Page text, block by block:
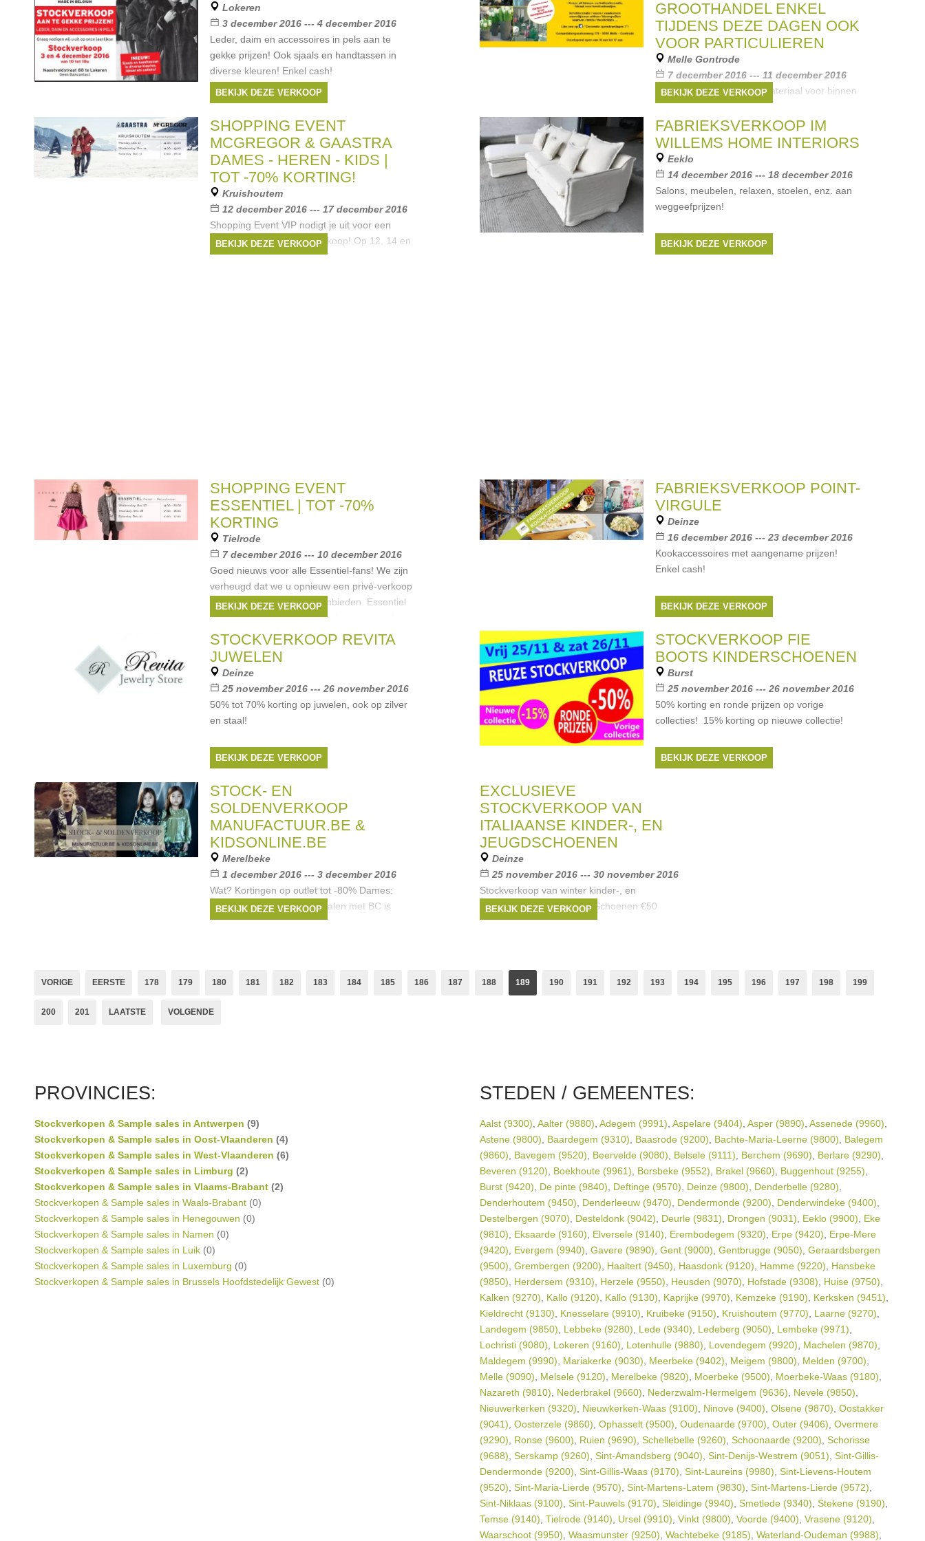
Lokeren
3 december 2016 --- 4 december 2016
Leder, daim en accessoires in pels aan te
gekke prijzen! Ook sjaals en handtassen in
diverse kleuren! Enkel cash!
BEKIJK DEZE VERKOOP
GROOTHANDEL ENKEL
TIJDENS DEZE DAGEN OOK
VOOR PARTICULIEREN
Melle Gontrode
7 december 2016 --- 11 december 2016
stock verkoop decoratie materiaal voor binnen
en buiten ook super voor kerst / Nieuwjaars
geschenken... SCHERPE PRIJZEN ideaal om
je huis een extra mooi tintje te geven voor de
feesten we zijn doorloprd
BEKIJK DEZE VERKOOP
SHOPPING EVENT
MCGREGOR & GAASTRA
DAMES - HEREN - KIDS |
TOT -70% KORTING!
Kruishoutem
12 december 2016 --- 17 december 2016
Shopping Event VIP nodigt je uit voor een
nieuwe exclusieve privéverkoop! Op 12, 14 en
17 december 2016 bent u welkom op de
BEKIJK DEZE VERKOOP
FABRIEKSVERKOOP IM
WILLEMS HOME INTERIORS
Eeklo
14 december 2016 --- 18 december 2016
Salons, meubelen, relaxen, stoelen, enz. aan
weggeefprijzen!
BEKIJK DEZE VERKOOP
SHOPPING EVENT
ESSENTIEL | TOT -70%
KORTING
Tielrode
7 december 2016 --- 10 december 2016
Goed nieuws voor alle Essentiel-fans! We zijn
verheugd dat we u opnieuw een privé-verkoop
van dit topmerk kunnen aanbieden. Essentiel
kan gerust in één adem worden uitgesproken
met
Merken:Essentiel
BEKIJK DEZE VERKOOP
FABRIEKSVERKOOP POINT-
VIRGULE
Deinze
16 december 2016 --- 23 december 2016
Kookaccessoires met aangename prijzen!
Enkel cash!
BEKIJK DEZE VERKOOP
STOCKVERKOOP REVITA
JUWELEN
Deinze
25 november 2016 --- 26 november 2016
50% tot 70% korting op juwelen, ook op zilver
en staal!
BEKIJK DEZE VERKOOP
STOCKVERKOOP FIE
BOOTS KINDERSCHOENEN
Burst
25 november 2016 --- 26 november 2016
50% korting en ronde prijzen op vorige
collecties! 15% korting op nieuwe collectie!
BEKIJK DEZE VERKOOP
STOCK- EN
SOLDENVERKOOP
MANUFACTUUR.BE &
KIDSONLINE.BE
Merelbeke
1 december 2016 --- 3 december 2016
Wat? Kortingen op outlet tot -80% Dames:
nieuwe collectie: -30%* Betalen met BC is
mogelijk, parking voor de winkel en in
Bellerose,finger in the nose ,aymara, ...
BEKIJK DEZE VERKOOP
EXCLUSIEVE
STOCKVERKOOP VAN
ITALIAANSE KINDER-, EN
JEUGDSCHOENEN
Deinze
25 november 2016 --- 30 november 2016
Stockverkoop van winter kinder-, en
jeugdschoenen M18-M42 Schoenen €50
Laarzen €75 ENKEL CASH Middagpauze op
Banaline,Rondinella
BEKIJK DEZE VERKOOP
VORIGE EERSTE 178 179 180 181 182 183 184 185 186 187 188 189 190 191 192 193 194 195 196 197 198 199
200 201 LAATSTE VOLGENDE
PROVINCIES:
Stockverkopen & Sample sales in Antwerpen (9)
Stockverkopen & Sample sales in Oost-Vlaanderen (4)
Stockverkopen & Sample sales in West-Vlaanderen (6)
Stockverkopen & Sample sales in Limburg (2)
Stockverkopen & Sample sales in Vlaams-Brabant (2)
Stockverkopen & Sample sales in Waals-Brabant (0)
Stockverkopen & Sample sales in Henegouwen (0)
Stockverkopen & Sample sales in Namen (0)
Stockverkopen & Sample sales in Luik (0)
Stockverkopen & Sample sales in Luxemburg (0)
Stockverkopen & Sample sales in Brussels Hoofdstedelijk Gewest (0)
STEDEN / GEMEENTES:
Aalst (9300) Aalter (9880) Adegem (9991) Aspelare (9404) Asper (9890) Assenede (9960)
Astene (9800)
Baardegem (9310) Baasrode (9200) Bachte-Maria-Leerne (9800)
Balegem
(9860)
Bavegem (9520) Beervelde (9080) Belsele (9111) Berchem (9690) Berlare (9290)
Beveren (9120)
Boekhoute (9961) Borsbeke (9552) Brakel (9660) Buggenhout (9255)
Burst (9420)
De pinte (9840) Deftinge (9570) Deinze (9800) Denderbelle (9280)
Denderhoutem (9450)
Denderleeuw (9470) Dendermonde (9200) Denderwindeke (9400)
Destelbergen (9070)
Desteldonk (9042) Deurle (9831) Drongen (9031) Eeklo (9900)
Eke
(9810)
Eksaarde (9160) Elversele (9140) Erembodegem (9320) Erpe (9420)
Erpe-Mere
(9420)
Evergem (9940) Gavere (9890) Gent (9000) Gentbrugge (9050) Geraardsbergen
(9500) Grembergen (9200) Haaltert (9450) Haasdonk (9120) Hamme (9220)
Hansbeke
(9850)
Herdersem (9310) Herzele (9550) Heusden (9070) Hofstade (9308) Huise (9750)
Kalken (9270)
Kallo (9120) Kallo (9130) Kaprijke (9970) Kemzeke (9190) Kerksken (9451)
Kieldrecht (9130)
Knesselare (9910) Kruibeke (9150) Kruishoutem (9770) Laarne (9270)
Landegem (9850)
Lebbeke (9280) Lede (9340) Ledeberg (9050) Lembeke (9971)
Lochristi (9080)
Lokeren (9160) Lotenhulle (9880) Lovendegem (9920) Machelen (9870)
Maldegem (9990)
Mariakerke (9030) Meerbeke (9402) Meigem (9800) Melden (9700)
Melle (9090)
Melsele (9120) Merelbeke (9820) Moerbeke (9500) Moerbeke-Waas (9180)
Nazareth (9810)
Nederbrakel (9660) Nederzwalm-Hermelgem (9636) Nevele (9850)
Nieuwerkerken (9320)
Nieuwkerken-Waas (9100) Ninove (9400) Olsene (9870) Oostakker
(9041) Oosterzele (9860) Ophasselt (9500) Oudenaarde (9700) Outer (9406) Overmere
(9290)
Ronse (9600) Ruien (9690) Schellebelle (9260) Schoonaarde (9200) Schorisse
(9688) Serskamp (9260) Sint-Amandsberg (9040) Sint-Denijs-Westrem (9051) Sint-Gillis-
Dendermonde (9200) Sint-Gillis-Waas (9170) Sint-Laureins (9980) Sint-Lievens-Houtem
(9520) Sint-Maria-Lierde (9570) Sint-Martens-Latem (9830) Sint-Martens-Lierde (9572)
Sint-Niklaas (9100) Sint-Pauwels (9170) Sleidinge (9940) Smetlede (9340) Stekene (9190)
Temse (9140) Tielrode (9140) Ursel (9910) Vinkt (9800) Voorde (9400) Vrasene (9120)
Waarschoot (9950) Waasmunster (9250) Wachtebeke (9185) Waterland-Oudeman (9988)